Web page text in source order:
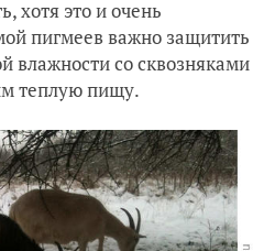
хотя это и очень
пигмеев важно защитить
влажности со сквозняками
теплую пищу.